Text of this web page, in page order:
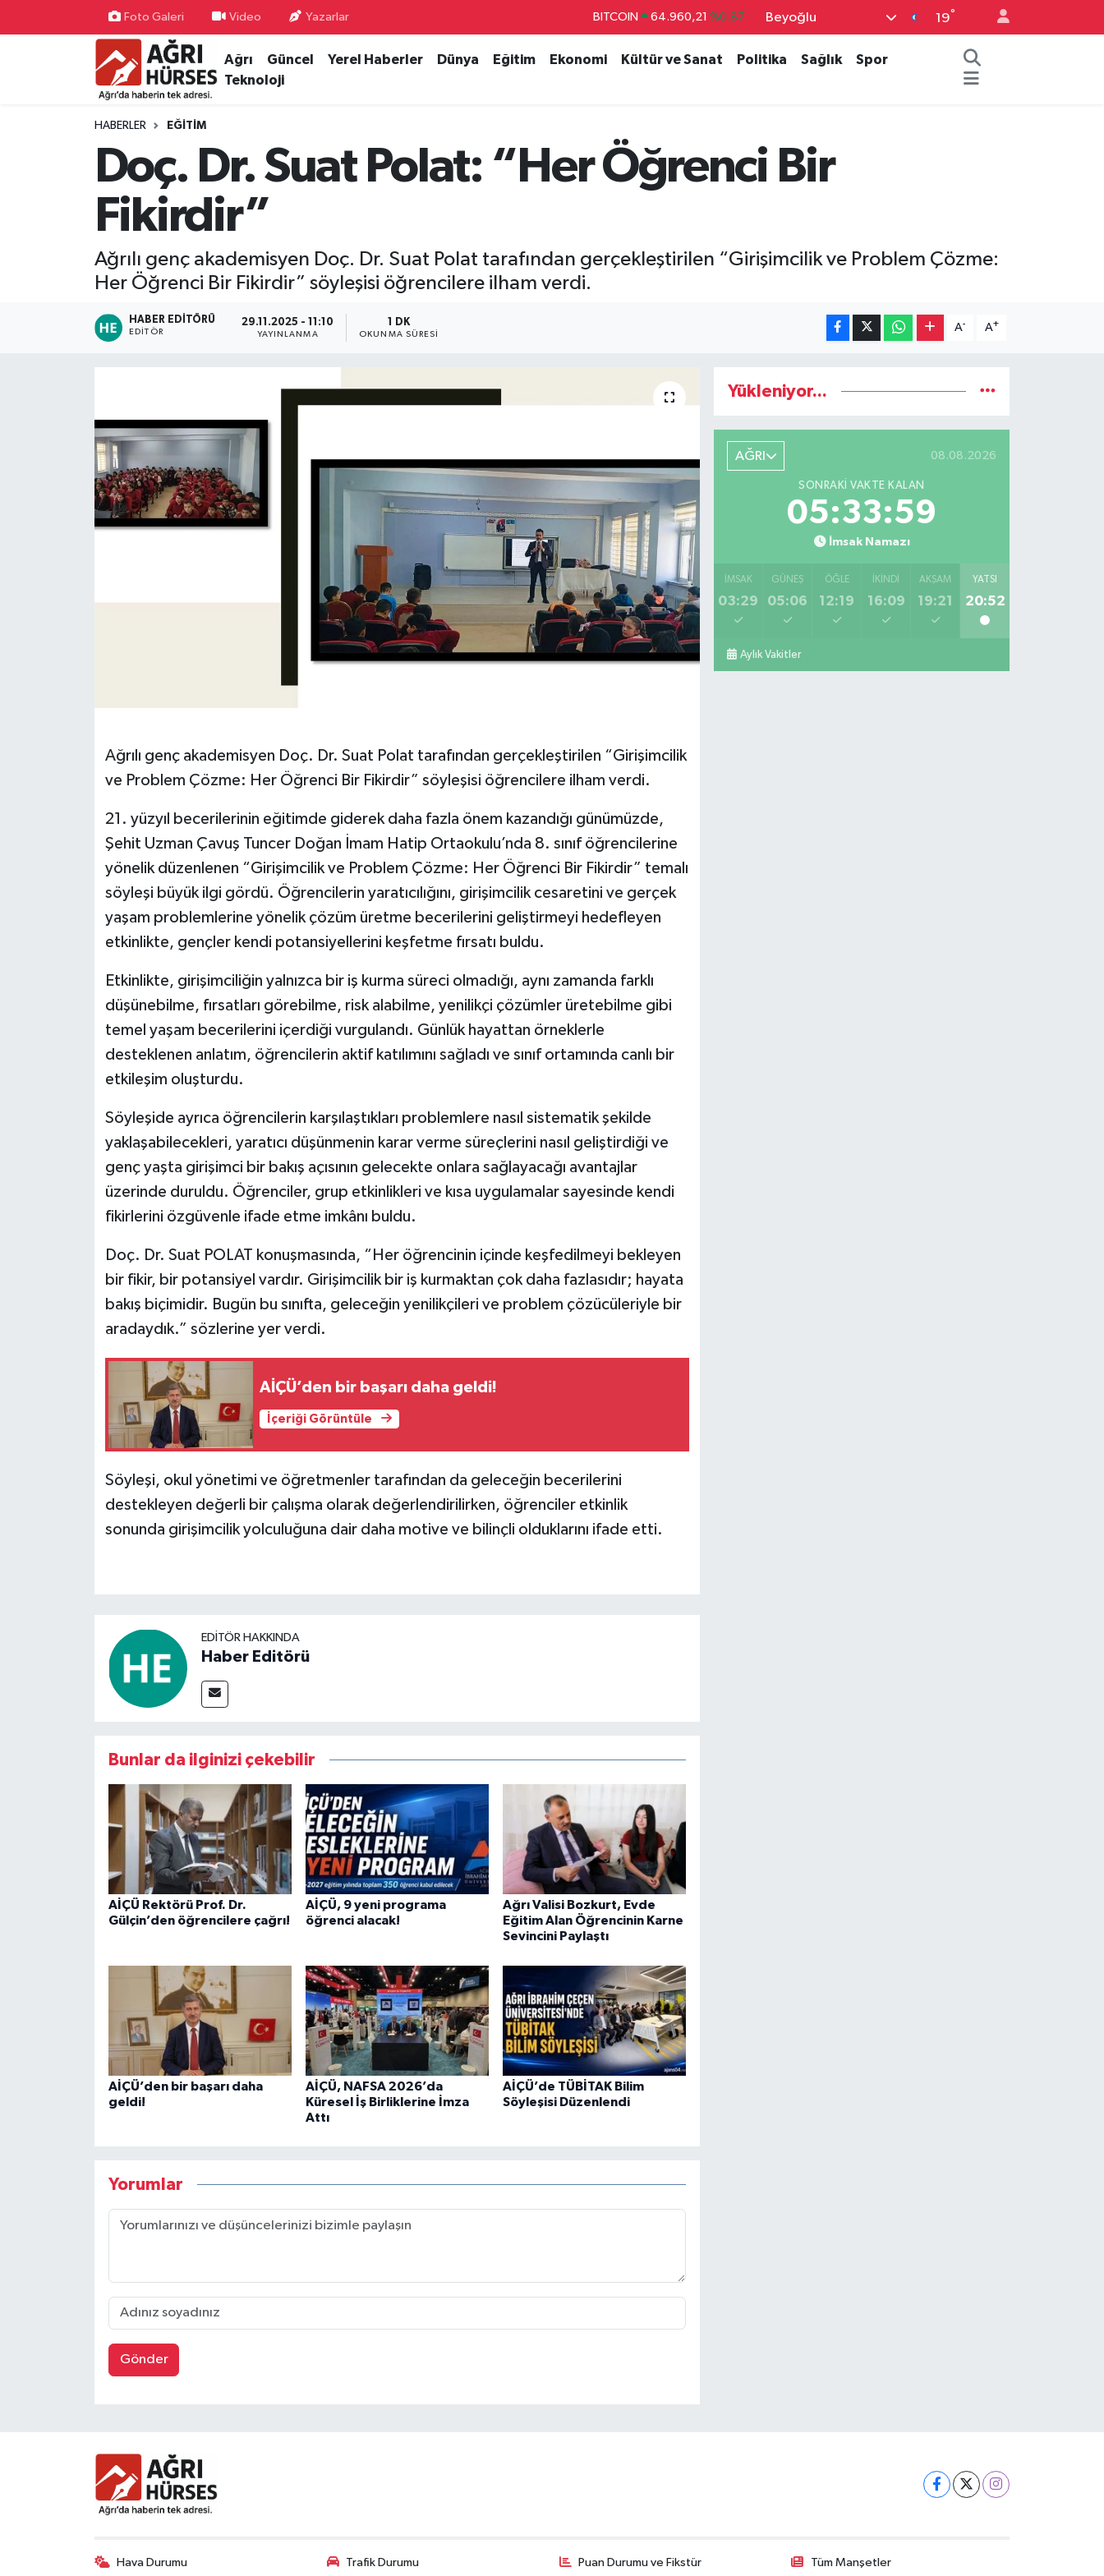
Foto Galeri Video Yazarlar BITCOIN 64.960,21 %0.87
BİST100 13.773 %-19
Beyoğlu 19°
Ağrı Güncel Yerel Haberler Dünya Eğitim Ekonomi Kültür ve Sanat Politika Sağlık
Spor
Teknoloji
HABERLER EĞITIM
Doç. Dr. Suat Polat: “Her Öğrenci Bir
Fikirdir”
Ağrılı genç akademisyen Doç. Dr. Suat Polat tarafından gerçekleştirilen “Girişimcilik ve Problem Çözme:
Her Öğrenci Bir Fikirdir” söyleşisi öğrencilere ilham verdi.
HABER EDITÖRÜ
EDITÖR
29.11.2025 - 11:10
YAYINLANMA
1 DK
OKUNMA SÜRESI
A- A+
Ağrılı genç akademisyen Doç. Dr. Suat Polat tarafından gerçekleştirilen “Girişimcilik
ve Problem Çözme: Her Öğrenci Bir Fikirdir” söyleşisi öğrencilere ilham verdi.
21. yüzyıl becerilerinin eğitimde giderek daha fazla önem kazandığı günümüzde,
Şehit Uzman Çavuş Tuncer Doğan İmam Hatip Ortaokulu’nda 8. sınıf öğrencilerine
yönelik düzenlenen “Girişimcilik ve Problem Çözme: Her Öğrenci Bir Fikirdir” temalı
söyleşi büyük ilgi gördü. Öğrencilerin yaratıcılığını, girişimcilik cesaretini ve gerçek
yaşam problemlerine yönelik çözüm üretme becerilerini geliştirmeyi hedefleyen
etkinlikte, gençler kendi potansiyellerini keşfetme fırsatı buldu.
Etkinlikte, girişimciliğin yalnızca bir iş kurma süreci olmadığı, aynı zamanda farklı
düşünebilme, fırsatları görebilme, risk alabilme, yenilikçi çözümler üretebilme gibi
temel yaşam becerilerini içerdiği vurgulandı. Günlük hayattan örneklerle
desteklenen anlatım, öğrencilerin aktif katılımını sağladı ve sınıf ortamında canlı bir
etkileşim oluşturdu.
Söyleşide ayrıca öğrencilerin karşılaştıkları problemlere nasıl sistematik şekilde
yaklaşabilecekleri, yaratıcı düşünmenin karar verme süreçlerini nasıl geliştirdiği ve
genç yaşta girişimci bir bakış açısının gelecekte onlara sağlayacağı avantajlar
üzerinde duruldu. Öğrenciler, grup etkinlikleri ve kısa uygulamalar sayesinde kendi
fikirlerini özgüvenle ifade etme imkânı buldu.
Doç. Dr. Suat POLAT konuşmasında, “Her öğrencinin içinde keşfedilmeyi bekleyen
bir fikir, bir potansiyel vardır. Girişimcilik bir iş kurmaktan çok daha fazlasıdır; hayata
bakış biçimidir. Bugün bu sınıfta, geleceğin yenilikçileri ve problem çözücüleriyle bir
aradaydık.” sözlerine yer verdi.
AİÇÜ’den bir başarı daha geldi!
İçeriği Görüntüle
Söyleşi, okul yönetimi ve öğretmenler tarafından da geleceğin becerilerini
destekleyen değerli bir çalışma olarak değerlendirilirken, öğrenciler etkinlik
sonunda girişimcilik yolculuğuna dair daha motive ve bilinçli olduklarını ifade etti.
EDITÖR HAKKINDA
Haber Editörü
Bunlar da ilginizi çekebilir
AİÇÜ Rektörü Prof. Dr.
Gülçin’den öğrencilere çağrı!
AİÇÜ, 9 yeni programa
öğrenci alacak!
Ağrı Valisi Bozkurt, Evde
Eğitim Alan Öğrencinin Karne
Sevincini Paylaştı
AİÇÜ’den bir başarı daha
geldi!
AİÇÜ, NAFSA 2026’da
Küresel İş Birliklerine İmza
Attı
AİÇÜ’de TÜBİTAK Bilim
Söyleşisi Düzenlendi
Yorumlar
Gönder
Yükleniyor...
AĞRI 08.08.2026
SONRAKI VAKTE KALAN
05:33:58
İmsak Namazı
İMSAK
03:29
GÜNEŞ
05:06
ÖĞLE
12:19
İKINDI
16:09
AKŞAM
19:21
YATSI
20:52
Aylık Vakitler
Hava Durumu Trafik Durumu Puan Durumu ve Fikstür Tüm Manşetler
Hava Durumu
Trafik Durumu
Süper Lig Puan Durumu ve Fikstür
Son Dakika Haberleri
Haber Arşivi